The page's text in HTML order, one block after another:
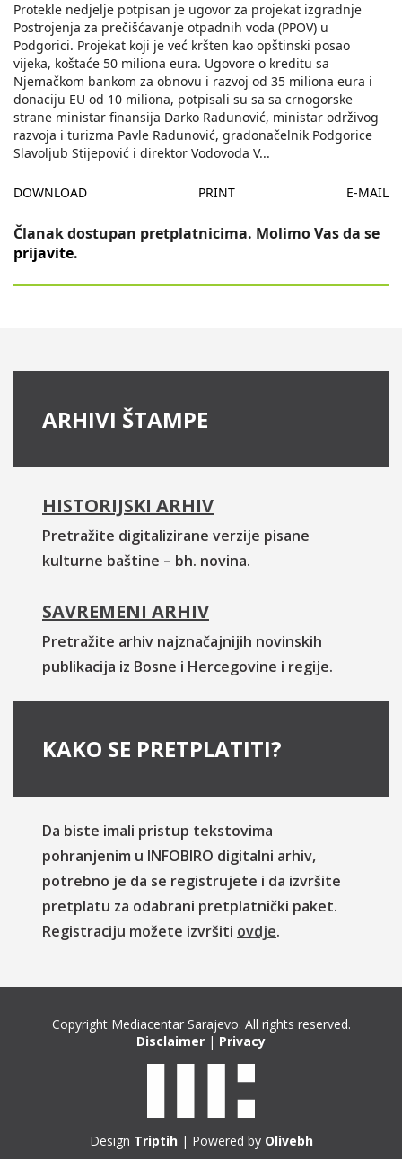
Protekle nedjelje potpisan je ugovor za projekat izgradnje
Postrojenja za prečišćavanje otpadnih voda (PPOV) u
Podgorici. Projekat koji je već kršten kao opštinski posao
vijeka, koštaće 50 miliona eura. Ugovore o kreditu sa
Njemačkom bankom za obnovu i razvoj od 35 miliona eura i
donaciju EU od 10 miliona, potpisali su sa sa crnogorske
strane ministar finansija Darko Radunović, ministar održivog
razvoja i turizma Pavle Radunović, gradonačelnik Podgorice
Slavoljub Stijepović i direktor Vodovoda V...
DOWNLOAD PRINT E-MAIL
Članak dostupan pretplatnicima. Molimo Vas da se
prijavite.
ARHIVI ŠTAMPE
HISTORIJSKI ARHIV
Pretražite digitalizirane verzije pisane
kulturne baštine – bh. novina.
SAVREMENI ARHIV
Pretražite arhiv najznačajnijih novinskih
publikacija iz Bosne i Hercegovine i regije.
KAKO SE PRETPLATITI?
Da biste imali pristup tekstovima
pohranjenim u INFOBIRO digitalni arhiv,
potrebno je da se registrujete i da izvršite
pretplatu za odabrani pretplatnički paket.
Registraciju možete izvršiti ovdje.
Copyright Mediacentar Sarajevo. All rights reserved.
Disclaimer | Privacy
Design Triptih| Powered by Olivebh